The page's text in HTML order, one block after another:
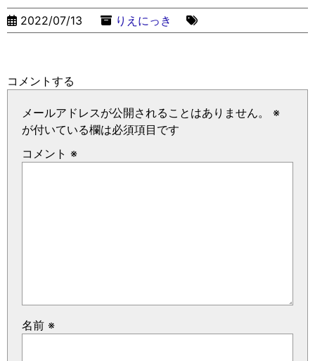
2022/07/13 りえにっき
コメントする
メールアドレスが公開されることはありません。
※
が付いている欄は必須項目です
コメント ※
名前 ※